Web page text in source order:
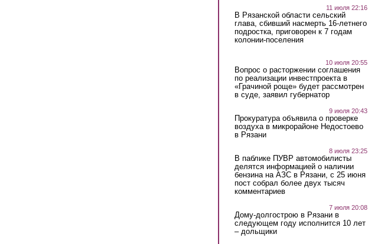
11 июля 22:16
В Рязанской области сельский
глава, сбивший насмерть 16-летнего
подростка, приговорен к 7 годам
колонии-поселения
10 июля 20:55
Вопрос о расторжении соглашения
по реализации инвестпроекта в
«Грачиной роще» будет рассмотрен
в суде, заявил губернатор
9 июля 20:43
Прокуратура объявила о проверке
воздуха в микрорайоне Недостоево
в Рязани
8 июля 23:25
В паблике ПУВР автомобилисты
делятся информацией о наличии
бензина на АЗС в Рязани, с 25 июня
пост собрал более двух тысяч
комментариев
7 июля 20:08
Дому-долгострою в Рязани в
следующем году исполнится 10 лет
– дольщики